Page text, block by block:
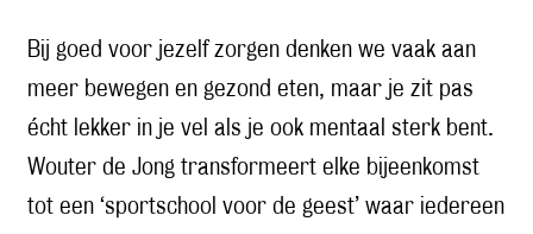
Bij goed voor jezelf zorgen denken we vaak aan
meer bewegen en gezond eten, maar je zit pas
écht lekker in je vel als je ook mentaal sterk bent.
Wouter de Jong transformeert elke bijeenkomst
tot een ‘sportschool voor de geest’ waar iedereen